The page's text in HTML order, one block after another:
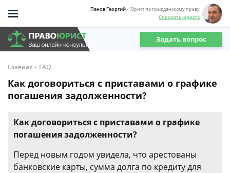
Панов Георгий- Юрист по гражданскому праву
Спросить юриста
Задать вопрос
Главная - FAQ
Как договориться с приставами о графике
погашения задолженности?
Как договориться с приставами о графике
погашения задолженности?
Перед новым годом увидела, что арестованы
банковские карты, сумма долга по кредиту для